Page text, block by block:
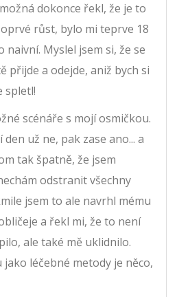
dokonce řekl, že je to
růst, bylo mi teprve 18
Myslel jsem si, že se
přijde a odejde, aniž bych si
spletl!
scénáře s mojí osmičkou.
už ne, pak zase ano... a
tak špatně, že jsem
odstranit všechny
jsem to ale navrhl mému
a řekl mi, že to není
ale také mě uklidnilo.
léčebné metody je něco,